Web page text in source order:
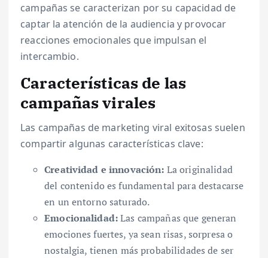
campañas se caracterizan por su capacidad de
captar la atención de la audiencia y provocar
reacciones emocionales que impulsan el
intercambio.
Características de las
campañas virales
Las campañas de marketing viral exitosas suelen
compartir algunas características clave:
Creatividad e innovación: La originalidad
del contenido es fundamental para destacarse
en un entorno saturado.
Emocionalidad:Las campañas que generan
emociones fuertes, ya sean risas, sorpresa o
nostalgia, tienen más probabilidades de ser